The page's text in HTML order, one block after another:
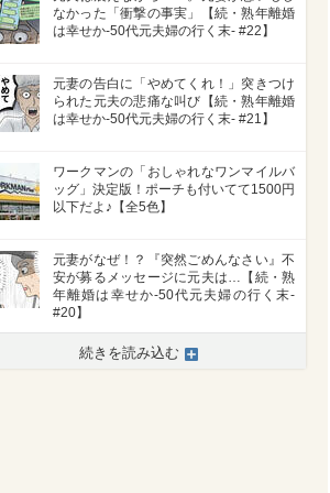
なかった「衝撃の事実」【続・熟年離婚
は幸せか-50代元夫婦の行く末- #22】
元妻の告白に「やめてくれ！」突きつけ
られた元夫の悲痛な叫び【続・熟年離婚
は幸せか-50代元夫婦の行く末- #21】
ワークマンの「おしゃれなワンマイルバ
ッグ」決定版！ポーチも付いてて1500円
以下だよ♪【全5色】
元妻がなぜ！？『突然ごめんなさい』不
安が募るメッセージに元夫は…【続・熟
年離婚は幸せか-50代元夫婦の行く末-
#20】
続きを読み込む